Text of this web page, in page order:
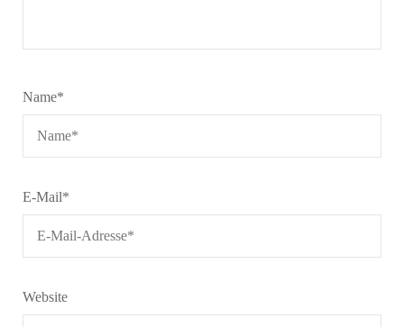
Name*
E-Mail*
Website